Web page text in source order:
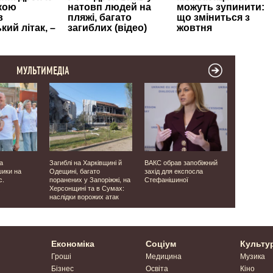
МУЛЬТИМЕДІА
на
Загиблі на Харківщині й
Одещині, багато
поранених у Запоріжжі, на
Херсонщині та в Сумах:
наслідки ворожих атак
ВАКС обрав запобіжний
захід для експосла
Стефанішиної
Економіка
Гроші
Бізнес
Соціум
Медицина
Освіта
Музика
Кіно